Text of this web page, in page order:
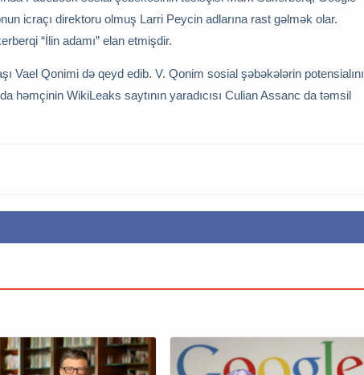
icraçı direktoru olmuş Larri Peycin adlarına rast gəlmək olar.
“İlin adamı” elan etmişdir.
Vael Qonimi də qeyd edib. V. Qonim sosial şəbəkələrin potensialını
həmçinin WikiLeaks saytının yaradıcısı Culian Assanc da təmsil